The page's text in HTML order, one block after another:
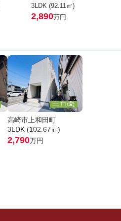
3LDK (92.11㎡)
2,890万円
高崎市上和田町
3LDK (102.67㎡)
2,790万円